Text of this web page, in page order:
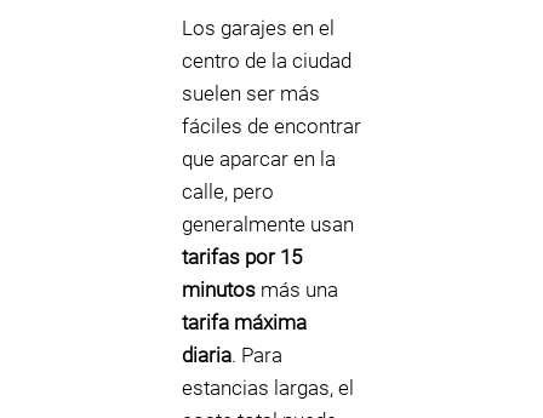
Los garajes en el
centro de la ciudad
suelen ser más
fáciles de encontrar
que aparcar en la
calle, pero
generalmente usan
tarifas por 15
minutos más una
tarifa máxima
diaria. Para
estancias largas, el